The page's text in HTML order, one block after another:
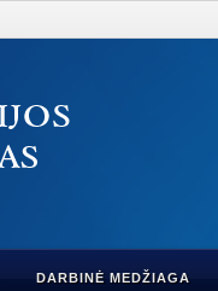
DARBINĖ MEDŽIAGA